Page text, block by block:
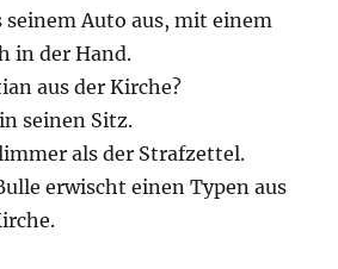
seinem Auto aus, mit einem
in der Hand.
aus der Kirche?
seinen Sitz.
als der Strafzettel.
erwischt einen Typen aus